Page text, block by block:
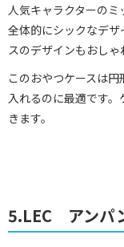
人気キャラクターのミ
全体的にシックなデ
スのデザインもおしゃ
このおやつケースは
入れるのに最適です
きます。
5.LEC アンパ